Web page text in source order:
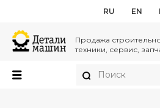
RU EN
Продажа
техники, сервис,